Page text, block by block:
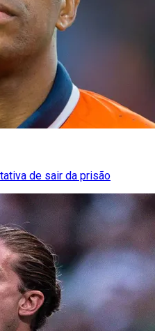
de sair da prisão